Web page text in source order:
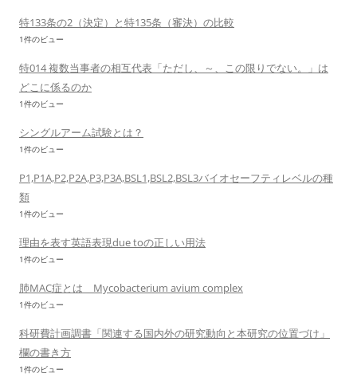
特133条の2（決定）と特135条（審決）の比較
1件のビュー
特014 複数当事者の相互代表「ただし、～、この限りでない。」は
どこに係るのか
1件のビュー
シングルアーム試験とは？
1件のビュー
P1,P1A,P2,P2A,P3,P3A,BSL1,BSL2,BSL3バイオセーフティレベルの種
類
1件のビュー
理由を表す英語表現due toの正しい用法
1件のビュー
肺MAC症とは Mycobacterium avium complex
1件のビュー
科研費計画調書「関連する国内外の研究動向と本研究の位置づけ」
欄の書き方
1件のビュー